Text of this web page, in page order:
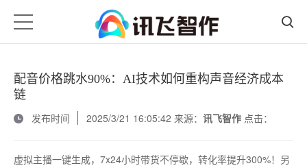
配音价格跳水90%：AI技术如何重构声音经济成本
链
发布时间
2025/3/21 16:05:42 来源： 讯飞智作 点击：
虚拟主播一键生成，7x24小时带货不停歇，转化率提升300%！另